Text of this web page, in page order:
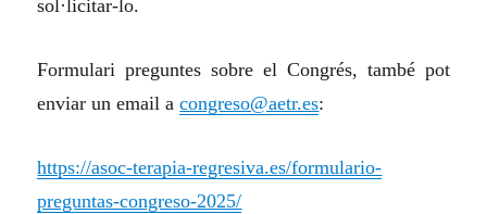
sol·licitar-lo.
Formulari preguntes sobre el Congrés, també pot
enviar un email acongreso@aetr.es:
https://asoc-terapia-regresiva.es/formulario-
preguntas-congreso-2025/